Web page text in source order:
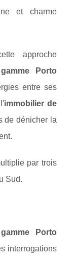
et charme
approche
Porto
entre ses
immobilier de
de dénicher la
par trois
Sud.
Porto
interrogations